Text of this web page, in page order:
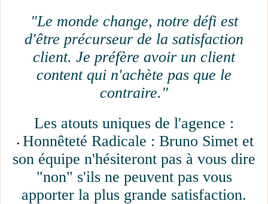
"Le monde change, notre défi est
d'être précurseur de la satisfaction
client. Je préfère avoir un client
content qui n'achète pas que le
contraire."
Les atouts uniques de l'agence :
Honnêteté Radicale : Bruno Simet et
son équipe n'hésiteront pas à vous dire
"non" s'ils ne peuvent pas vous
apporter la plus grande satisfaction.